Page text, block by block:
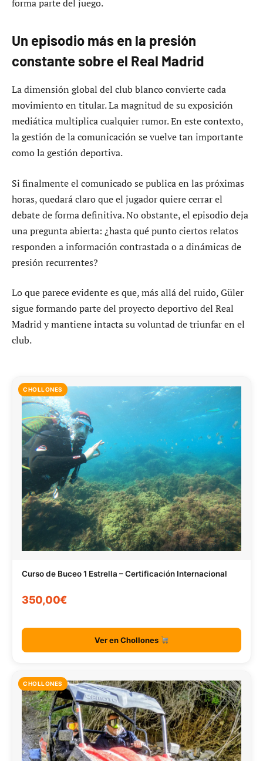
forma parte del juego.
Un episodio más en la presión
constante sobre el Real Madrid
La dimensión global del club blanco convierte cada
movimiento en titular. La magnitud de su exposición
mediática multiplica cualquier rumor. En este contexto,
la gestión de la comunicación se vuelve tan importante
como la gestión deportiva.
Si finalmente el comunicado se publica en las próximas
horas, quedará claro que el jugador quiere cerrar el
debate de forma definitiva. No obstante, el episodio deja
una pregunta abierta: ¿hasta qué punto ciertos relatos
responden a información contrastada o a dinámicas de
presión recurrentes?
Lo que parece evidente es que, más allá del ruido, Güler
sigue formando parte del proyecto deportivo del Real
Madrid y mantiene intacta su voluntad de triunfar en el
club.
CHOLLONES
Curso de Buceo 1 Estrella – Certificación Internacional
350,00€
Ver en Chollones
CHOLLONES